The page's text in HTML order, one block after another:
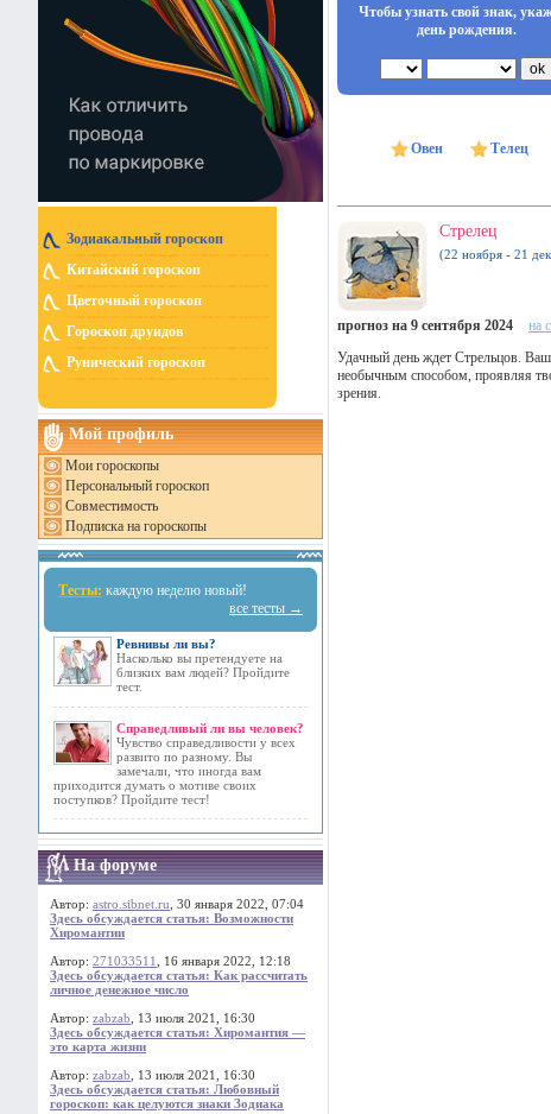
Зодиакальный гороскоп
Китайский гороскоп
Цветочный гороскоп
Гороскоп друидов
Рунический гороскоп
Мой профиль
Мои гороскопы
Персональный гороскоп
Совместимость
Подписка на гороскопы
Тесты: каждую неделю новый!
все тесты →
Ревнивы ли вы?
Насколько вы претендуете на
близких вам людей? Пройдите
тест.
Справедливый ли вы человек?
Чувство справедливости у всех
развито по разному. Вы
замечали, что иногда вам
приходится думать о мотиве своих
поступков? Пройдите тест!
На форуме
Автор: astro.sibnet.ru , 30 января 2022, 07:04
Здесь обсуждается статья: Возможности
Хиромантии
Автор: 271033511
, 16 января 2022, 12:18
Здесь обсуждается статья: Как рассчитать
личное денежное число
Автор: zabzab , 13 июля 2021, 16:30
Здесь обсуждается статья: Хиромантия —
это карта жизни
Автор: zabzab , 13 июля 2021, 16:30
Здесь обсуждается статья: Любовный
гороскоп: как целуются знаки Зодиака
Чтобы узнать свой знак,
день рождения.
Овен Телец
Стрелец
(22 ноября - 21
прогноз на 9 сентября 2024 на
Удачный день ждет Стрельцов.
необычным способом, проявляя
зрения.